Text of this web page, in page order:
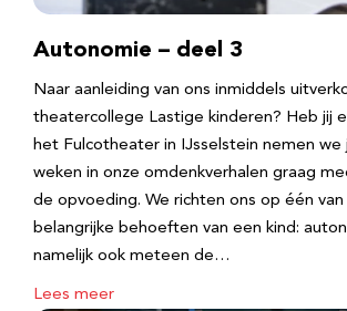
Autonomie – deel 3
Naar aanleiding van ons inmiddels
theatercollege Lastige kinderen? Heb jij
het Fulcotheater in IJsselstein nemen we
weken in onze omdenkverhalen graag
de opvoeding. We richten ons op één
belangrijke behoeften van een kind:
namelijk ook meteen de…
Lees meer